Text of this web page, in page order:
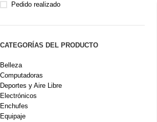
Pedido realizado
CATEGORÍAS DEL PRODUCTO
Belleza
Computadoras
Deportes y Aire Libre
Electrónicos
Enchufes
Equipaje